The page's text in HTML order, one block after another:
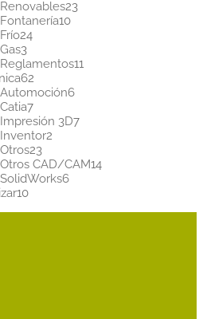
Renovables2323
Fontanería1010
Frío2424
Gas33
productos
Reglamentos1111
6262
productos
Automoción66
Catia77
productos
Impresión 3D77
Inventor22
Otros2323
productos
Otros CAD/CAM1414
SolidWorks66
1010